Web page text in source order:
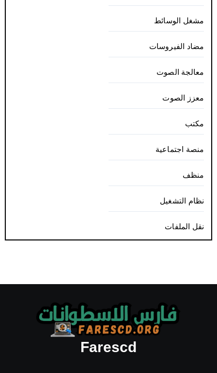
مشغل الوسائط
مضاد الفيروسات
معالجة الصوت
معزز الصوت
مكتب
منصة اجتماعية
منظف
نظام التشغيل
نقل الملفات
Farescd